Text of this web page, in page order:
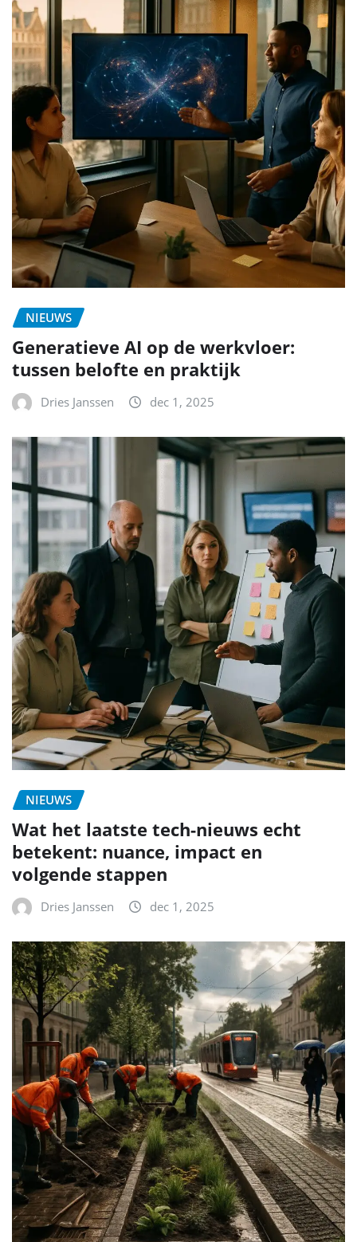
NIEUWS
Generatieve AI op de werkvloer:
tussen belofte en praktijk
Dries Janssen dec 1, 2025
NIEUWS
Wat het laatste tech-nieuws echt
betekent: nuance, impact en
volgende stappen
Dries Janssen dec 1, 2025